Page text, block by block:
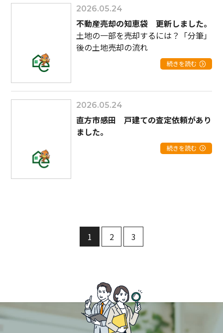
2026.05.24
不動産売却の知恵袋 更新しました。
土地の一部を売却するには？「分筆」
後の土地売却の流れ
続きを読む
2026.05.24
直方市感田 戸建ての査定依頼があり
ました。
続きを読む
1 2 3